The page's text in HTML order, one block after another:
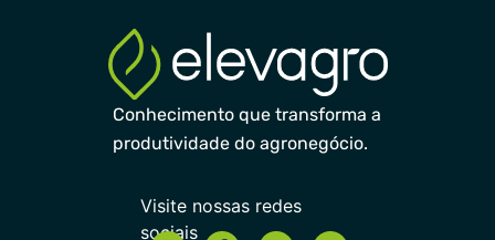
Conhecimento que transforma a
produtividade do agronegócio.